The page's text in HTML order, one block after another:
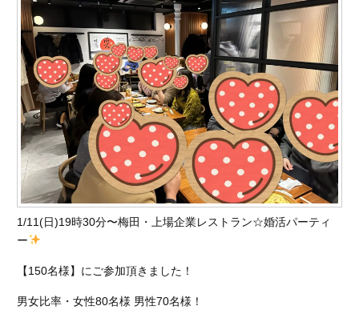
1/11(日)19時30分〜梅田・上場企業レストラン☆婚活パーティ
ー
【150名様】にご参加頂きました！
男女比率・女性80名様 男性70名様！